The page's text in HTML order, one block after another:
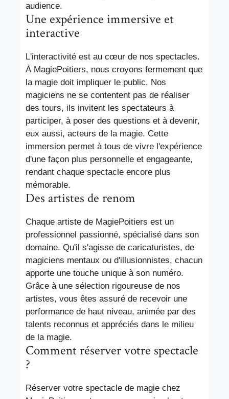
audience.
Une expérience immersive et
interactive
L'interactivité est au cœur de nos spectacles.
À MagiePoitiers, nous croyons fermement que
la magie doit impliquer le public. Nos
magiciens ne se contentent pas de réaliser
des tours, ils invitent les spectateurs à
participer, à poser des questions et à devenir,
eux aussi, acteurs de la magie. Cette
immersion permet à tous de vivre l'expérience
d'une façon plus personnelle et engageante,
rendant chaque spectacle encore plus
mémorable.
Des artistes de renom
Chaque artiste de MagiePoitiers est un
professionnel passionné, spécialisé dans son
domaine. Qu'il s'agisse de caricaturistes, de
magiciens mentaux ou d'illusionnistes, chacun
apporte une touche unique à son numéro.
Grâce à une sélection rigoureuse de nos
artistes, vous êtes assuré de recevoir une
performance de haut niveau, animée par des
talents reconnus et appréciés dans le milieu
de la magie.
Comment réserver votre spectacle
?
Réserver votre spectacle de magie chez